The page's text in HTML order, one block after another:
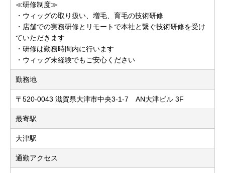
≪研修制度≫
・ウィッグの取り扱い、増毛、育毛の技術研修
・店舗での実務研修とリモートで本社と繋ぐ技術研修を受け
ていただきます
・研修は勤務時間内に行います
・ウィッグ未経験でもご安心ください
勤務地
〒520-0043 滋賀県大津市中央3-1-7 AN大津ビル 3F
最寄駅
大津駅
通勤アクセス